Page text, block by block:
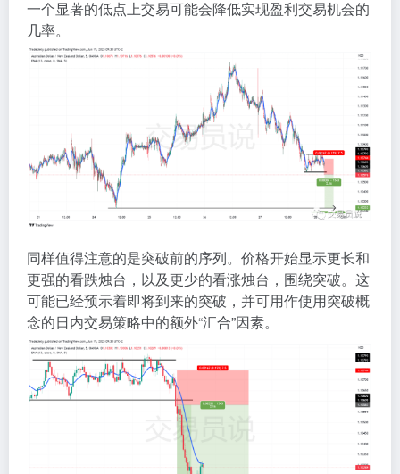
一个显著的低点上交易可能会降低实现盈利交易机会的
几率。
同样值得注意的是突破前的序列。价格开始显示更长和
更强的看跌烛台，以及更少的看涨烛台，围绕突破。这
可能已经预示着即将到来的突破，并可用作使用突破概
念的日内交易策略中的额外“汇合”因素。